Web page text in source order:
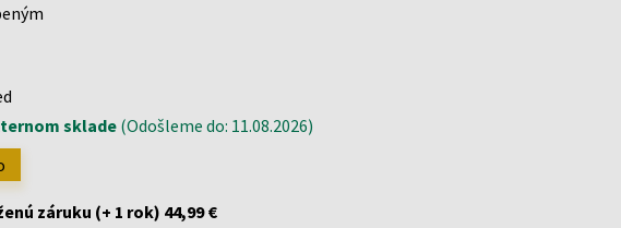
sklade(Odošleme do: 11.08.2026)
záruku (+ 1 rok) 44,99 €